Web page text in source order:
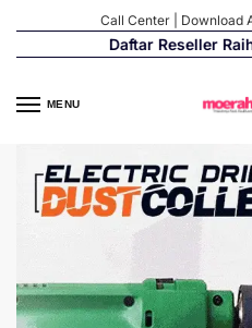
Call Center Download
Daftar Reseller Raih
MENU